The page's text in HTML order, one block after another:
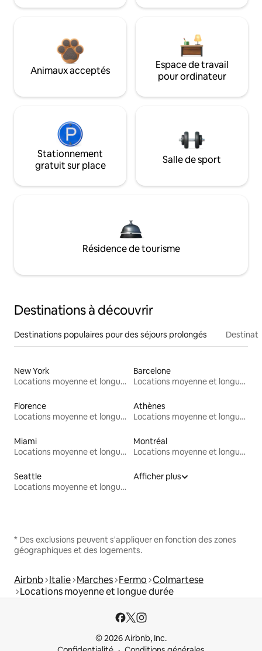
Animaux acceptés
Espace de travail
pour ordinateur
Stationnement
gratuit sur place
Salle de sport
Résidence de tourisme
Destinations à découvrir
Destinations populaires pour des séjours prolongés
New York
Locations moyenne et longue durée
Barcelone
Locations moyenne et longue durée
Florence
Locations moyenne et longue durée
Athènes
Locations moyenne et longue durée
Miami
Locations moyenne et longue durée
Montréal
Locations moyenne et longue durée
Seattle
Locations moyenne et longue durée
Afficher plus
* Des exclusions peuvent s'appliquer en fonction des zones
géographiques et des logements.
Airbnb Italie Marches Fermo Colmartese
Locations moyenne et longue durée
© 2026 Airbnb, Inc.